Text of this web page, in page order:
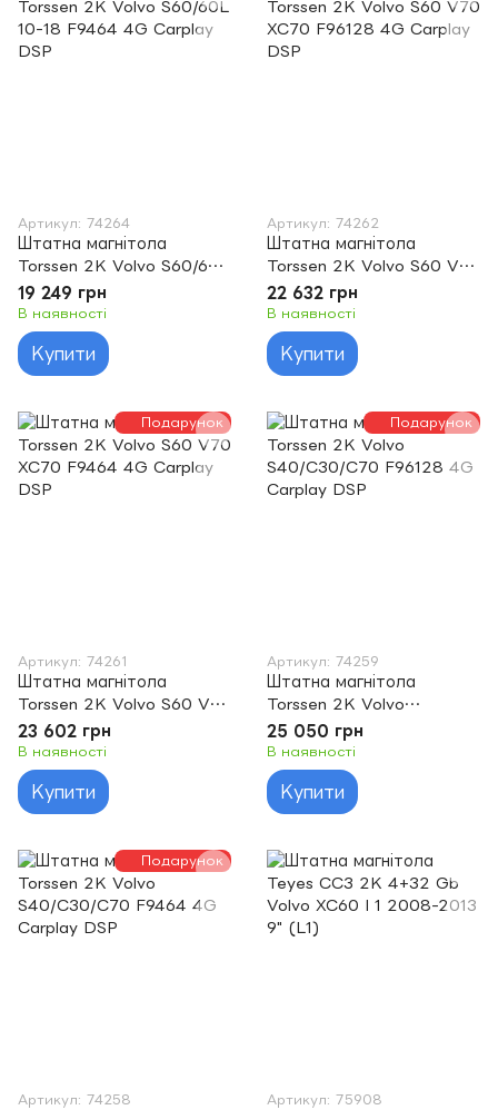
Артикул: 74264
Штатна магнітола
Torssen 2K Volvo S60/60L
10-18 F9464 4G Carplay
DSP
19 249 грн
В наявності
Купити
Артикул: 74262
Штатна магнітола
Torssen 2K Volvo S60 V70
XC70 F96128 4G Carplay
DSP
22 632 грн
В наявності
Купити
Подарунок
Артикул: 74261
Штатна магнітола
Torssen 2K Volvo S60 V70
XC70 F9464 4G Carplay
DSP
23 602 грн
В наявності
Купити
Подарунок
Артикул: 74259
Штатна магнітола
Torssen 2K Volvo
S40/C30/C70 F96128 4G
Carplay DSP
25 050 грн
В наявності
Купити
Подарунок
Артикул: 74258 Артикул: 75908